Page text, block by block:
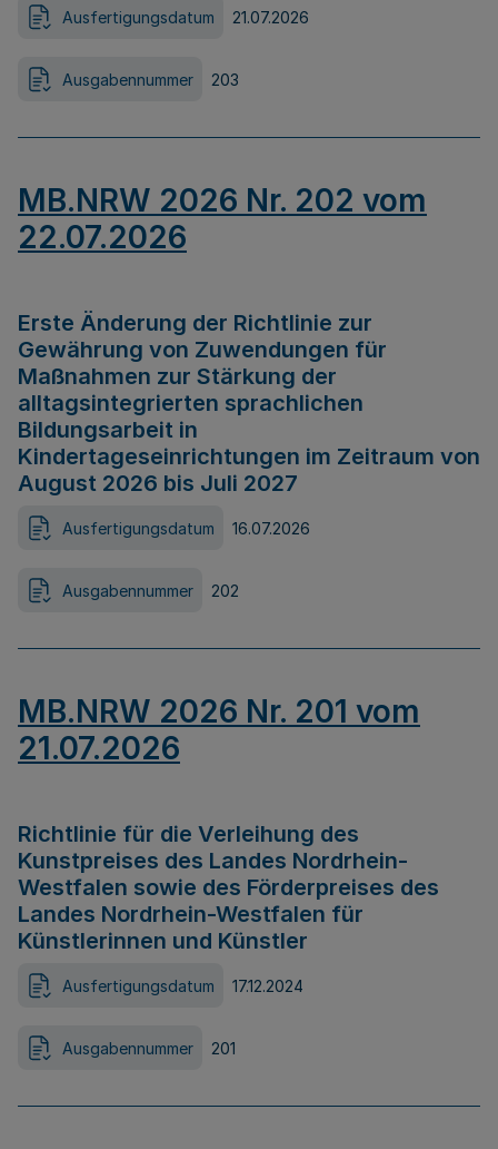
Ausfertigungsdatum 21.07.2026
Ausgabennummer 203
MB.NRW 2026 Nr. 202 vom
22.07.2026
Erste Änderung der Richtlinie zur
Gewährung von Zuwendungen für
Maßnahmen zur Stärkung der
alltagsintegrierten sprachlichen
Bildungsarbeit in
Kindertageseinrichtungen im Zeitraum von
August 2026 bis Juli 2027
Ausfertigungsdatum 16.07.2026
Ausgabennummer 202
MB.NRW 2026 Nr. 201 vom
21.07.2026
Richtlinie für die Verleihung des
Kunstpreises des Landes Nordrhein-
Westfalen sowie des Förderpreises des
Landes Nordrhein-Westfalen für
Künstlerinnen und Künstler
Ausfertigungsdatum 17.12.2024
Ausgabennummer 201